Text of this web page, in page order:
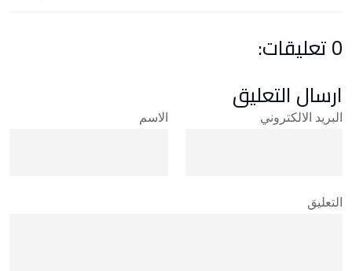
0 تعليقات:
ارسال التعليق
الاسم البريد الالكتروني
التعليق